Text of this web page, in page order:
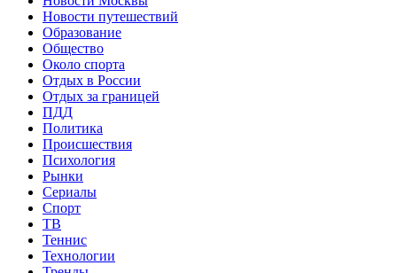
Новости путешествий
Образование
Общество
Около спорта
Отдых в России
Отдых за границей
ПДД
Политика
Происшествия
Психология
Рынки
Сериалы
Спорт
ТВ
Теннис
Технологии